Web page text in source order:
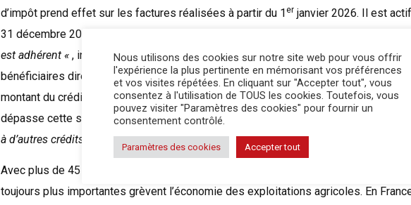
d’impôt prend effet sur les factures réalisées à partir du 1er janvier 2026. Il est actif
31 décembre 2028.
» Le crédit d’impôt s’impose sur la facture globale de la ou des
est adhérent « , insiste bien Florent Claudel. Des dizaines de milliers
bénéficiaires directement pour un crédit moyen de 1 062 €, selon une évaluation de
montant du crédit d’impôt est déduit du montant de l’impôt sur le revenu payé par
dépasse cette somme, l’État remboursera la différence.
» Il n’annule pas d’autres
à d’autres crédits d’impôt. «
Avec plus de 45 % d’augmentation du prix des machines depuis cinq ans, les
toujours plus importantes grèvent l’économie des exploitations agricoles. En
Nous utilisons des cookies sur notre site web pour vous offrir
l'expérience la plus pertinente en mémorisant vos préférences
et vos visites répétées. En cliquant sur "Accepter tout", vous
consentez à l'utilisation de TOUS les cookies. Toutefois, vous
pouvez visiter "Paramètres des cookies" pour fournir un
consentement contrôlé.
Paramètres des cookies Accepter tout